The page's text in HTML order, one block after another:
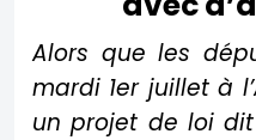
Alors que les
mardi 1er juillet à
un projet de loi